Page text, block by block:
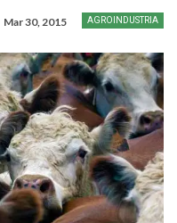
AGROINDUSTRIA
Mar 30, 2015